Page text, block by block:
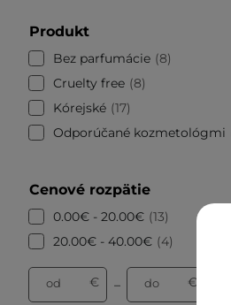
Produkt
Bez parfumácie 8
Cruelty free 8
Kórejské 17
Odporúčané kozmetológmi
Cenové rozpätie
0.00€ - 20.00€ 13
20.00€ - 40.00€
4
od € – do €